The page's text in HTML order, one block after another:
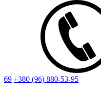
69 +380 (96) 880-53-95